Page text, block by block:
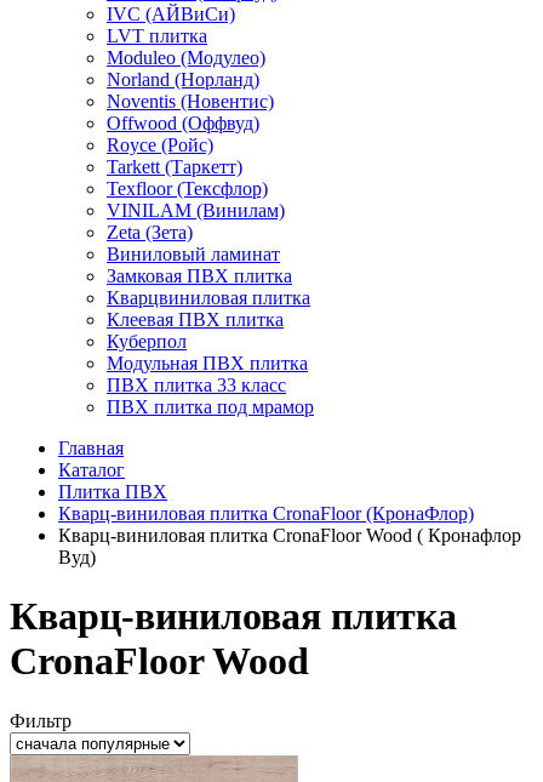
IVC (АЙВиСи)
LVT плитка
Moduleo (Модулео)
Norland (Норланд)
Noventis (Новентис)
Offwood (Оффвуд)
Royce (Ройс)
Tarkett (Таркетт)
Texfloor (Тексфлор)
VINILAM (Винилам)
Zeta (Зета)
Виниловый ламинат
Замковая ПВХ плитка
Кварцвиниловая плитка
Клеевая ПВХ плитка
Куберпол
Модульная ПВХ плитка
ПВХ плитка 33 класс
ПВХ плитка под мрамор
Главная
Каталог
Плитка ПВХ
Кварц-виниловая плитка CronaFloor (КронаФлор)
Кварц-виниловая плитка CronaFloor Wood ( Кронафлор
Вуд)
Кварц-виниловая плитка
CronaFloor Wood
Фильтр